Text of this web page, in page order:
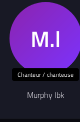
Chanteur / chanteuse
Murphy lbk